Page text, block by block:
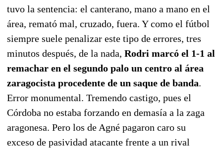
tuvo la sentencia: el canterano, mano a mano en el
área, remató mal, cruzado, fuera. Y como el fútbol
siempre suele penalizar este tipo de errores, tres
minutos después, de la nada, Rodri marcó el 1-1 al
remachar en el segundo palo un centro al área
zaragocista procedente de un saque de banda.
Error monumental. Tremendo castigo, pues el
Córdoba no estaba forzando en demasía a la zaga
aragonesa. Pero los de Agné pagaron caro su
exceso de pasividad atacante frente a un rival